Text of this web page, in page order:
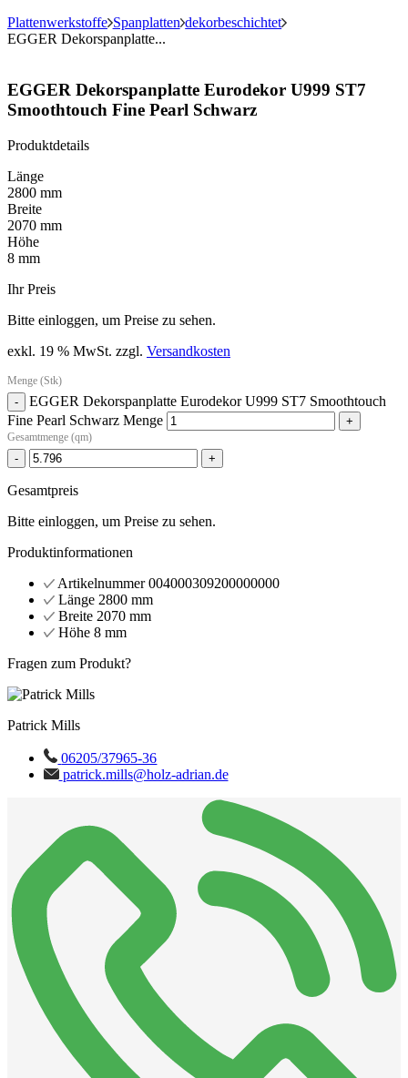
Plattenwerkstoffe Spanplatten dekorbeschichtet
EGGER Dekorspanplatte...
EGGER Dekorspanplatte Eurodekor U999 ST7
Smoothtouch Fine Pearl Schwarz
Produktdetails
Länge
2800 mm
Breite
2070 mm
Höhe
8 mm
Ihr Preis
Bitte einloggen, um Preise zu sehen.
exkl. 19 % MwSt. zzgl. Versandkosten
Menge (Stk)
-
EGGER Dekorspanplatte Eurodekor U999 ST7 Smoothtouch
Fine Pearl Schwarz Menge
+
Gesamtmenge (qm)
- +
Gesamtpreis
Bitte einloggen, um Preise zu sehen.
Produktinformationen
Artikelnummer 004000309200000000
Länge 2800 mm
Breite 2070 mm
Höhe 8 mm
Fragen zum Produkt?
Patrick Mills
06205/37965-36
patrick.mills@holz-adrian.de